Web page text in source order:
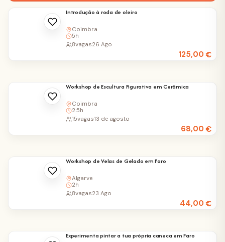
Introdução à roda de oleiro
Coimbra
5h
125,00€
8vagas26 Ago
Workshop de Escultura Figurativa em Cerâmica
Coimbra
2.5h
68,00€
15vagas13 de agosto
Workshop de Velas de Gelado em Faro
Algarve
2h
44,00€
8vagas23 Ago
Experimenta pintar a tua própria caneca em Faro